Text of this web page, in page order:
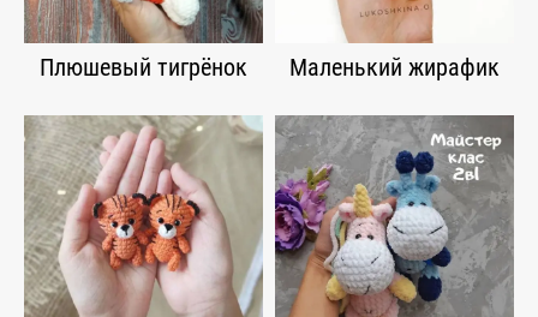
Плюшевый тигрёнок Маленький жирафик